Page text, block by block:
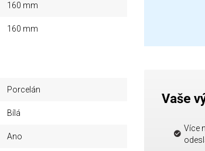
160 mm
160 mm
Porcelán
Bílá
Ano
Vaše
Více